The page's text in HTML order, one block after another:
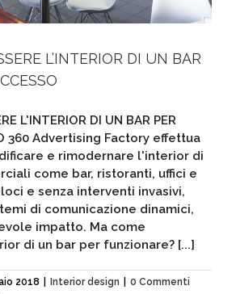
L’INTERIOR DI UN BAR
L'INTERIOR DI UN BAR PER
360 Advertising Factory effettua
e rimodernare l'interior di
come bar, ristoranti, uffici e
e senza interventi invasivi,
di comunicazione dinamici,
impatto. Ma come
di un bar per funzionare? [...]
2018 Interior design
0 Commenti